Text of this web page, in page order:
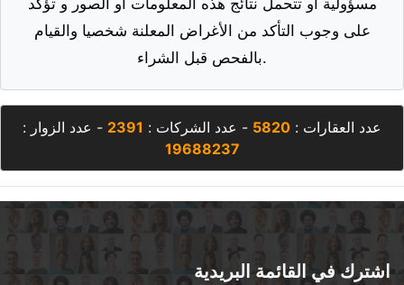
على وجوب التأكد من الأغراض المعلنة شخصيا والقيام
بالفحص قبل الشراء.
عدد العقارات : 5820 - عدد الشركات : 2391 - عدد الزوار :
19688237
اشترك في القائمة البريدية